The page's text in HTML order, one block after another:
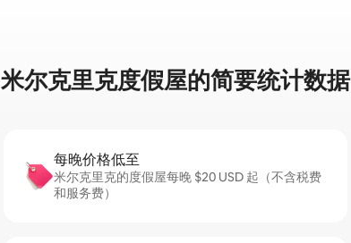
米尔克里克度假屋的简要统计数据
每晚价格低至
米尔克里克的度假屋每晚 $20 USD 起（不含税费
和服务费）